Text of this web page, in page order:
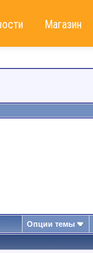
Магазин
Опции темы